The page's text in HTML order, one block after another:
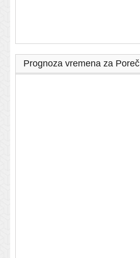
Prognoza vremena za Poreč